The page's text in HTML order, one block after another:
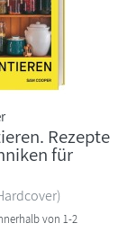
Rezepte
für
von 1-2